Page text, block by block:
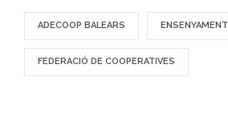
ADECOOP BALEARS ENSENYAMENT
FEDERACIÓ DE COOPERATIVES